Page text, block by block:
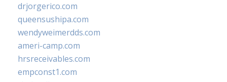
drjorgerico.com
queensushipa.com
wendyweimerdds.com
ameri-camp.com
hrsreceivables.com
empconst1.com